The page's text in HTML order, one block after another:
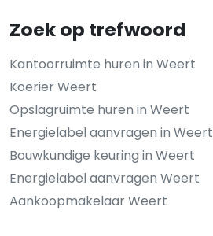
Zoek op trefwoord
Kantoorruimte huren in Weert
Koerier Weert
Opslagruimte huren in Weert
Energielabel aanvragen in Weert
Bouwkundige keuring in Weert
Energielabel aanvragen Weert
Aankoopmakelaar Weert